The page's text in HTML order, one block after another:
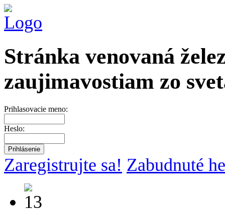
Stránka venovaná
zaujimavostiam zo
Prihlasovacie meno:
Heslo:
Zaregistrujte sa! Zabudnuté